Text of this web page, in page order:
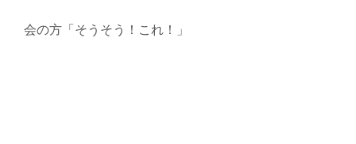
会の方「そうそう！これ！」